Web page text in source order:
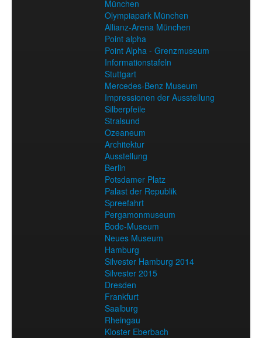
München
Olympiapark München
Allianz-Arena München
Point alpha
Point Alpha - Grenzmuseum
Informationstafeln
Stuttgart
Mercedes-Benz Museum
Impressionen der Ausstellung
Silberpfeile
Stralsund
Ozeaneum
Architektur
Ausstellung
Berlin
Potsdamer Platz
Palast der Republik
Spreefahrt
Pergamonmuseum
Bode-Museum
Neues Museum
Hamburg
Silvester Hamburg 2014
Silvester 2015
Dresden
Frankfurt
Saalburg
Rheingau
Kloster Eberbach